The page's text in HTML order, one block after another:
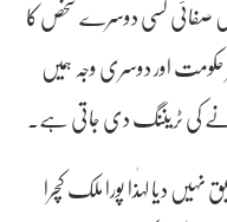
صفائی کسی دوسرے شخص کا
اور دوسری وجہ ہمیں
کی ٹریننگ دی جاتی ہے۔
دیا لہٰذا پورا ملک کچرا